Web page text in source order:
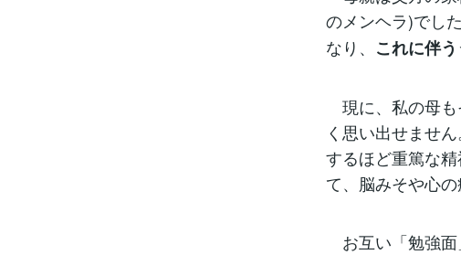
のメンヘラ)でし
なり、 これに伴
現に、私の母も
く思い出せませ
するほど重篤な
て、脳みそや心の
お互い「勉強面